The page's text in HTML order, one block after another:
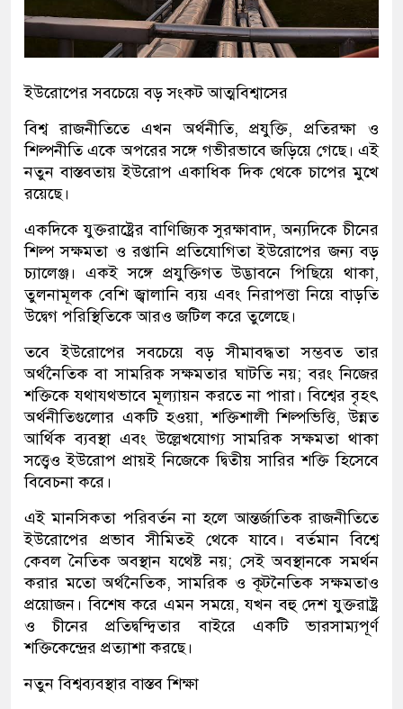
ইউরোপের সবচেয়ে বড় সংকট আত্মবিশ্বাসের
বিশ্ব রাজনীতিতে এখন অর্থনীতি, প্রযুক্তি, প্রতিরক্ষা ও
শিল্পনীতি একে অপরের সঙ্গে গভীরভাবে জড়িয়ে গেছে। এই
নতুন বাস্তবতায় ইউরোপ একাধিক দিক থেকে চাপের মুখে
রয়েছে।
একদিকে যুক্তরাষ্ট্রের বাণিজ্যিক সুরক্ষাবাদ, অন্যদিকে চীনের
শিল্প সক্ষমতা ও রপ্তানি প্রতিযোগিতা ইউরোপের জন্য বড়
চ্যালেঞ্জ। একই সঙ্গে প্রযুক্তিগত উদ্ভাবনে পিছিয়ে থাকা,
তুলনামূলক বেশি জ্বালানি ব্যয় এবং নিরাপত্তা নিয়ে বাড়তি
উদ্বেগ পরিস্থিতিকে আরও জটিল করে তুলেছে।
তবে ইউরোপের সবচেয়ে বড় সীমাবদ্ধতা সম্ভবত তার
অর্থনৈতিক বা সামরিক সক্ষমতার ঘাটতি নয়; বরং নিজের
শক্তিকে যথাযথভাবে মূল্যায়ন করতে না পারা। বিশ্বের বৃহৎ
অর্থনীতিগুলোর একটি হওয়া, শক্তিশালী শিল্পভিত্তি, উন্নত
আর্থিক ব্যবস্থা এবং উল্লেখযোগ্য সামরিক সক্ষমতা থাকা
সত্ত্বেও ইউরোপ প্রায়ই নিজেকে দ্বিতীয় সারির শক্তি হিসেবে
বিবেচনা করে।
এই মানসিকতা পরিবর্তন না হলে আন্তর্জাতিক রাজনীতিতে
ইউরোপের প্রভাব সীমিতই থেকে যাবে। বর্তমান বিশ্বে
কেবল নৈতিক অবস্থান যথেষ্ট নয়; সেই অবস্থানকে সমর্থন
করার মতো অর্থনৈতিক, সামরিক ও কূটনৈতিক সক্ষমতাও
প্রয়োজন। বিশেষ করে এমন সময়ে, যখন বহু দেশ যুক্তরাষ্ট্র
ও চীনের প্রতিদ্বন্দ্বিতার বাইরে একটি ভারসাম্যপূর্ণ
শক্তিকেন্দ্রের প্রত্যাশা করছে।
নতুন বিশ্বব্যবস্থার বাস্তব শিক্ষা